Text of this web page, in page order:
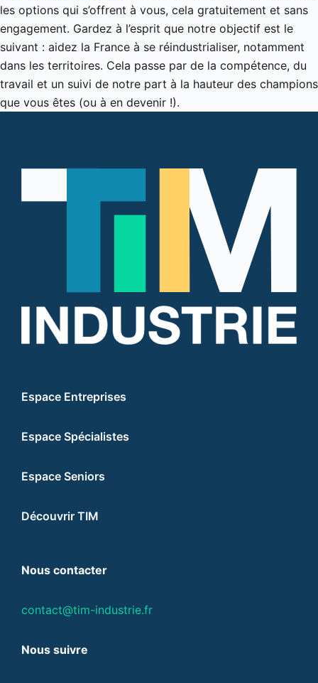
les options qui s’offrent à vous, cela gratuitement et sans
engagement. Gardez à l’esprit que notre objectif est le
suivant : aidez la France à se réindustrialiser, notamment
dans les territoires. Cela passe par de la compétence, du
travail et un suivi de notre part à la hauteur des champions
que vous êtes (ou à en devenir !).
Espace Entreprises
Espace Spécialistes
Espace Seniors
Découvrir TIM
Nous contacter
contact@tim-industrie.fr
Nous suivre